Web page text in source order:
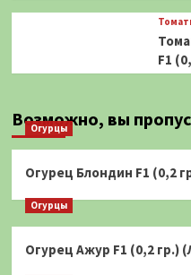
F1
Возможно, вы
Огурцы
Огурец Блондин F1 (0,2
Огурцы
Огурец Ажур F1 (0,2 гр.)